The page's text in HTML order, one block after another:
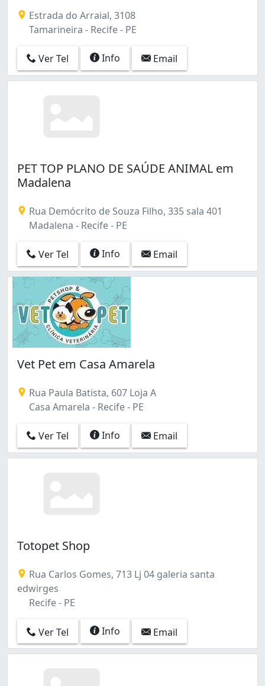
COHAB (3)
Cajueiro (1)
Campo Grande (4)
Casa Amarela (10)
Casa Forte (2)
Dois Unidos (2)
Encruzilhada (9)
Engenho do Meio (1)
Espinheiro (5)
Estância (1)
Graças (9)
Hipódromo (1)
Ibura (3)
Imbiribeira (4)
Ipsep (8)
Iputinga (4)
Jaqueira (1)
Jardim São Paulo (3)
Jordão (1)
Linha do Tiro (1)
Mangueira (1)
Mustardinha (2)
Pina (6)
Ponto de Parada (1)
Poço (2)
São José (4)
Torre (4)
Torrões (1)
Vasco da Gama (3)
Zumbi (2)
Água Fria (4)
Estrada do Arraial, 3108
Tamarineira - Recife - PE
Ver Tel Info Email
PET TOP PLANO DE SAÚDE ANIMAL em
Madalena
Rua Demócrito de Souza Filho, 335 sala 401
Madalena - Recife - PE
Ver Tel Info Email
Vet Pet em Casa Amarela
Rua Paula Batista, 607 Loja A
Casa Amarela - Recife - PE
Ver Tel Info Email
Totopet Shop
Rua Carlos Gomes, 713 Lj 04 galeria santa
edwirges
Recife - PE
Ver Tel Info Email